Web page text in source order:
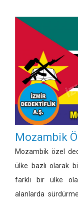
Mozambik
Mozambik özel
ülke bazlı olarak
farklı bir ülke
alanlarda